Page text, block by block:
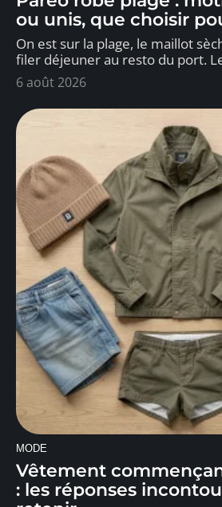
ou unis, que choisir
On est sur la plage, le maillot
filer déjeuner au resto du port.
6 août 2026
MODE
Vêtement
: les réponses